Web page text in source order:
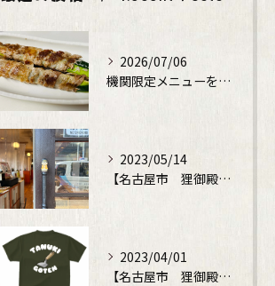
2026/07/06
機関限定メニューをレギュラーメニューに！
2023/05/14
【名古屋市 狸御殿】鉄板焼でディナータイム
2023/04/01
【名古屋市 狸御殿】鉄板焼でディナータイム